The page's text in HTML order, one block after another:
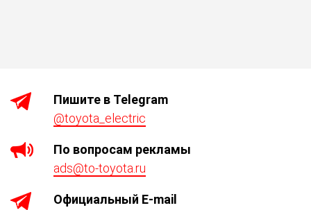
Пишите в Telegram
@toyota_electric
По вопросам рекламы
ads@to-toyota.ru
Официaльный E-mail